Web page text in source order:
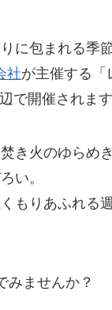
に包まれる季
社が主催する「
で開催されます
き火のゆらめ
い。
もりあふれる
みませんか？